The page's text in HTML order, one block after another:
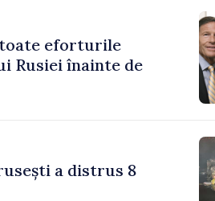
toate eforturile
Rusiei înainte de
a distrus 8